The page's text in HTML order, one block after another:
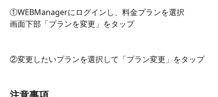
①WEBManagerにログインし、料金プランを選択
画面下部「プランを変更」をタップ
②変更したいプランを選択して「プラン変更」をタップ